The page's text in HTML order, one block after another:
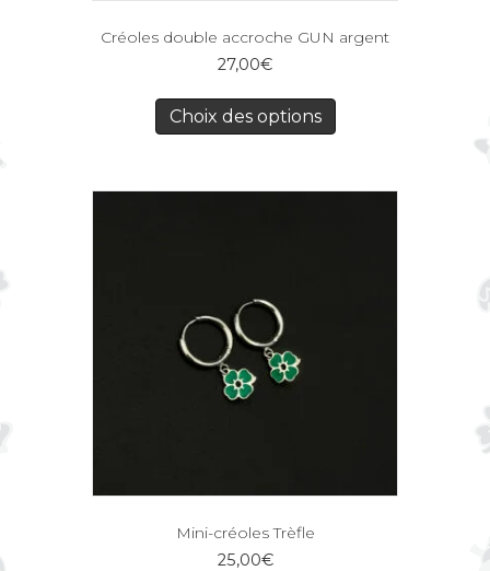
Créoles double accroche GUN argent
27,00€
Choix des options
Mini-créoles Trèfle
25,00€